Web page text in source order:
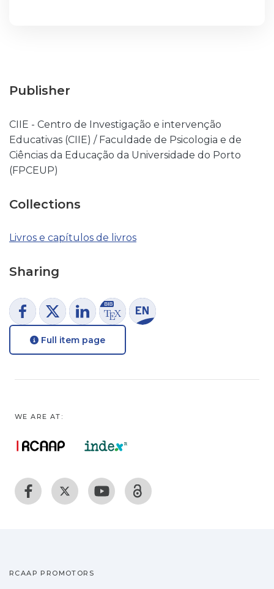
Publisher
CIIE - Centro de Investigação e intervenção
Educativas (CIIE) / Faculdade de Psicologia e de
Ciências da Educação da Universidade do Porto
(FPCEUP)
Collections
Livros e capítulos de livros
Sharing
Full item page
WE ARE AT:
RCAAP PROMOTORS